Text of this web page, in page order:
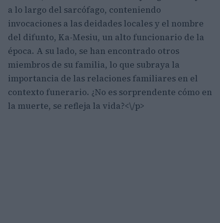
a lo largo del sarcófago, conteniendo
invocaciones a las deidades locales y el nombre
del difunto, Ka-Mesiu, un alto funcionario de la
época. A su lado, se han encontrado otros
miembros de su familia, lo que subraya la
importancia de las relaciones familiares en el
contexto funerario. ¿No es sorprendente cómo en
la muerte, se refleja la vida?<\/p>